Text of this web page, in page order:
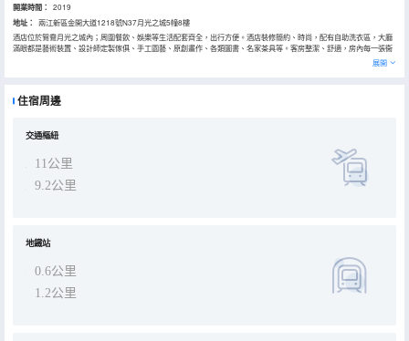
開業時間： 2019
地址：
兩江新區金開大道1218號N37月光之城5幢8樓
酒店位於鴛鴦月光之城內；周圍餐飲、娛樂等生活配套齊全，出行方便。酒店裝修簡約、時尚，配有自助洗衣區，大廳
滿眼都是藝術裝置、設計師定製傢俱、手工園藝、原創畫作、各類圖書、名家茶具等。客房整潔、舒適，房內每一張衞
生紙都是無污染原木漿製造，每一滴洗浴用品都是草本精華製造，還有進口麻質拖鞋和高支純棉的布草，讓你的肌膚妥
帖舒適。這裏還提供營養可口的早餐簡明精緻，隨四季精心甄選的各類茶飲帶來不同的驚喜；更無需押金、沒有退房手
展開
住宿周邊
交通樞紐
11公里
9.2公里
地鐵站
0.6公里
1.2公里